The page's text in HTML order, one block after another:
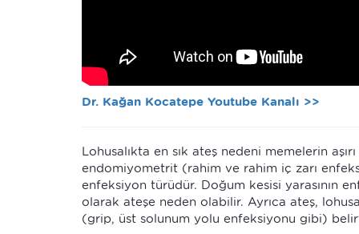
Dr. Kağan Kocatepe Youtube Kanalı >>
Lohusalıkta en sık ateş nedeni memelerin
endomiyometrit (rahim ve rahim iç zarı
enfeksiyon türüdür. Doğum kesisi yarasının
olarak ateşe neden olabilir. Ayrıca ateş,
(grip, üst solunum yolu enfeksiyonu gibi)